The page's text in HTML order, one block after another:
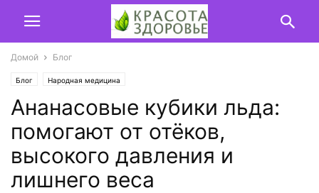
Домой Блог
Блог Народная медицина
Ананасовые кубики льда:
помогают от отёков,
высокого давления и
лишнего веса